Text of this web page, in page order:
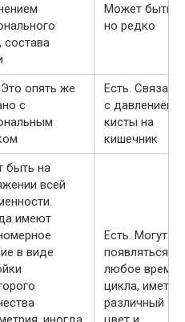
состава
Может быть,
но редко
Это опять же
с
Есть. Связано
с давлением
кисты на
кишечник
быть на
всей
имеют
в виде
Есть. Могут
появляться в
любое время
цикла, иметь
различный